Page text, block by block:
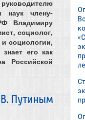
наук члену-
Владимиру
социолог,
социологии,
его как
Российской
Путиным